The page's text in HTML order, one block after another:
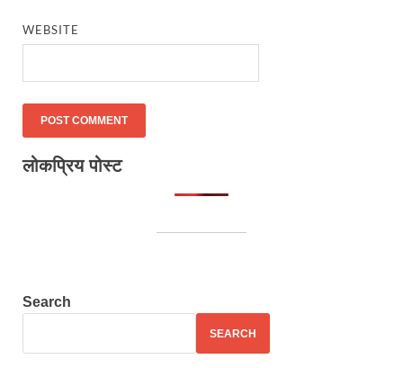
WEBSITE
लोकप्रिय पोस्ट
Search
SEARCH